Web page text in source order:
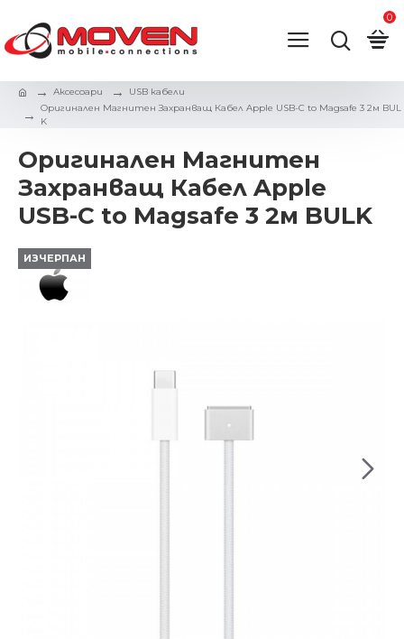
0
Аксесоари
USB кабели
Оригинален Магнитен Захранващ Кабел Apple USB-C to Magsafe 3 2м BUL
K
Оригинален Магнитен
Захранващ Кабел Apple
USB-C to Magsafe 3 2м BULK
ИЗЧЕРПАН